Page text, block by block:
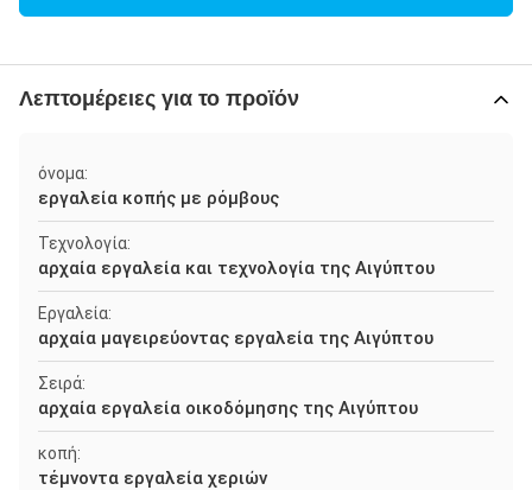
Λεπτομέρειες για το προϊόν
όνομα:
εργαλεία κοπής με ρόμβους
Τεχνολογία:
αρχαία εργαλεία και τεχνολογία της Αιγύπτου
Εργαλεία:
αρχαία μαγειρεύοντας εργαλεία της Αιγύπτου
Σειρά:
αρχαία εργαλεία οικοδόμησης της Αιγύπτου
κοπή:
τέμνοντα εργαλεία χεριών